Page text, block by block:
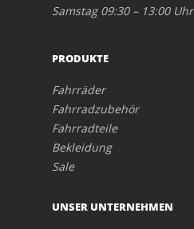
Samstag 09:30 – 13:00 Uhr
PRODUKTE
Fahrräder
Fahrradzubehör
Fahrradteile
Bekleidung
Sale
UNSER UNTERNEHMEN